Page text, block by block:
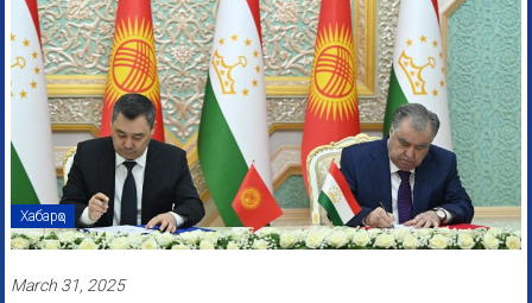
Хабарҳо
March 31, 2025